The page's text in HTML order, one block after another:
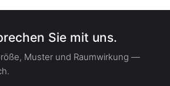
Sie mit uns.
Muster und Raumwirkung —